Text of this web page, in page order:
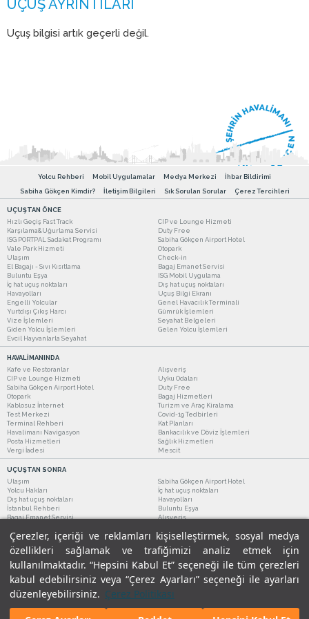
Çerezler, içeriği ve reklamları kişiselleştirmek, sosyal medya
özellikleri sağlamak ve trafiğimizi analiz etmek için
kullanılmaktadır. “Hepsini Kabul Et” seçeneği ile tüm çerezleri
kabul edebilirsiniz veya “Çerez Ayarları” seçeneği ile ayarları
düzenleyebilirsiniz. Çerez Politikası
Uçuş bilgisi artık geçerli değil.
Yolcu Rehberi Mobil Uygulamalar Medya Merkezi
İhbar Bildirimi
Sabiha Gökçen Kimdir?
İletişim Bilgileri Sık Sorulan Sorular Çerez Tercihleri
UÇUŞTAN ÖNCE
Hızlı Geçiş Fast Track
CIP ve Lounge Hizmeti
Karşılama&Uğurlama Servisi
Duty Free
ISG PORTPAL Sadakat Programı
Sabiha Gökçen Airport Hotel
Vale Park Hizmeti
Otopark
Ulaşım
Check-in
El Bagajı - Sıvı Kısıtlama
Bagaj Emanet Servisi
Buluntu Eşya
ISG Mobil Uygulama
İç hat uçuş noktaları
Dış hat uçuş noktaları
Havayolları
Uçuş Bilgi Ekranı
Engelli Yolcular
Genel Havacılık Terminali
Yurtdışı Çıkış Harcı
Gümrük İşlemleri
Vize İşlemleri
Seyahat Belgeleri
Giden Yolcu İşlemleri
Gelen Yolcu İşlemleri
Evcil Hayvanlarla Seyahat
HAVALİMANINDA
Kafe ve Restoranlar
Alışveriş
CIP ve Lounge Hizmeti
Uyku Odaları
Sabiha Gökçen Airport Hotel
Duty Free
Otopark
Bagaj Hizmetleri
Kablosuz İnternet
Turizm ve Araç Kiralama
Test Merkezi
Covid-19 Tedbirleri
Terminal Rehberi
Kat Planları
Havalimanı Navigasyon
Bankacılık ve Döviz İşlemleri
Posta Hizmetleri
Sağlık Hizmetleri
Vergi İadesi
Mescit
UÇUŞTAN SONRA
Ulaşım
Sabiha Gökçen Airport Hotel
Yolcu Hakları
İç hat uçuş noktaları
Dış hat uçuş noktaları
Havayolları
İstanbul Rehberi
Buluntu Eşya
Bagaj Emanet Servisi
Alışveriş